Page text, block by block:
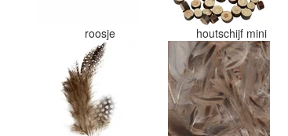
roosje houtschijf mini